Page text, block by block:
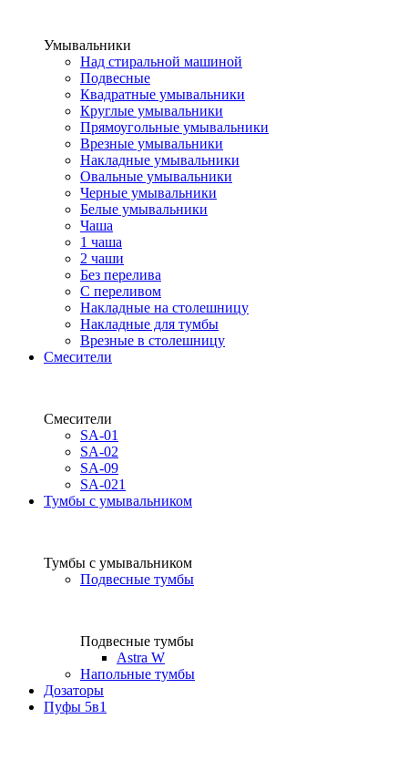
Умывальники
Над стиральной машиной
Подвесные
Квадратные умывальники
Круглые умывальники
Прямоугольные умывальники
Врезные умывальники
Накладные умывальники
Овальные умывальники
Черные умывальники
Белые умывальники
Чаша
1 чаша
2 чаши
Без перелива
С переливом
Накладные на столешницу
Накладные для тумбы
Врезные в столешницу
Смесители
Смесители
SA-01
SA-02
SA-09
SA-021
Тумбы с умывальником
Тумбы с умывальником
Подвесные тумбы
Подвесные тумбы
Astra W
Напольные тумбы
Дозаторы
Пуфы 5в1